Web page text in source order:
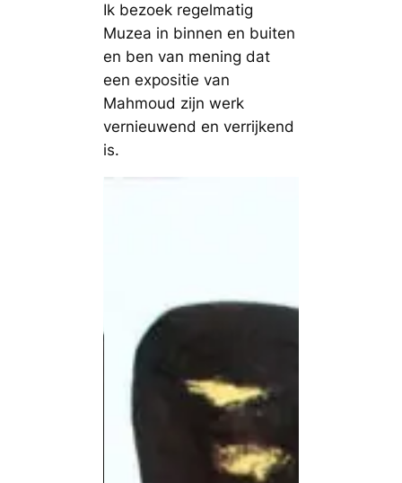
Ik bezoek regelmatig
Muzea in binnen en buiten
en ben van mening dat
een expositie van
Mahmoud zijn werk
vernieuwend en verrijkend
is.